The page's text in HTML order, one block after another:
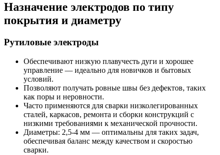
Назначение электродов по типу
покрытия и диаметру
Рутиловые электроды
Обеспечивают низкую плавучесть дуги и хорошее
управление — идеально для новичков и бытовых
условий.
Позволяют получать ровные швы без дефектов, таких
как поры и неровности.
Часто применяются для сварки низколегированных
сталей, каркасов, ремонта и сборки конструкций с
низкими требованиями к механической прочности.
Диаметры: 2,5-4 мм — оптимальны для таких задач,
обеспечивая баланс между качеством и скоростью
сварки.